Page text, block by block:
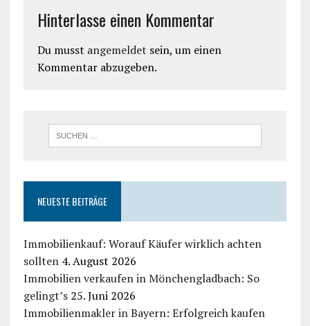
Hinterlasse einen Kommentar
Du musst angemeldet sein, um einen
Kommentar abzugeben.
NEUESTE BEITRÄGE
Immobilienkauf: Worauf Käufer wirklich achten
sollten 4. August 2026
Immobilien verkaufen in Mönchengladbach: So
gelingt’s 25. Juni 2026
Immobilienmakler in Bayern: Erfolgreich kaufen